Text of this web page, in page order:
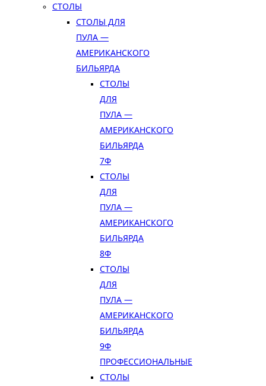
СТОЛЫ
СТОЛЫ ДЛЯ
ПУЛА —
АМЕРИКАНСКОГО
БИЛЬЯРДА
СТОЛЫ
ДЛЯ
ПУЛА —
АМЕРИКАНСКОГО
БИЛЬЯРДА
7Ф
СТОЛЫ
ДЛЯ
ПУЛА —
АМЕРИКАНСКОГО
БИЛЬЯРДА
8Ф
СТОЛЫ
ДЛЯ
ПУЛА —
АМЕРИКАНСКОГО
БИЛЬЯРДА
9Ф
ПРОФЕССИОНАЛЬНЫЕ
СТОЛЫ